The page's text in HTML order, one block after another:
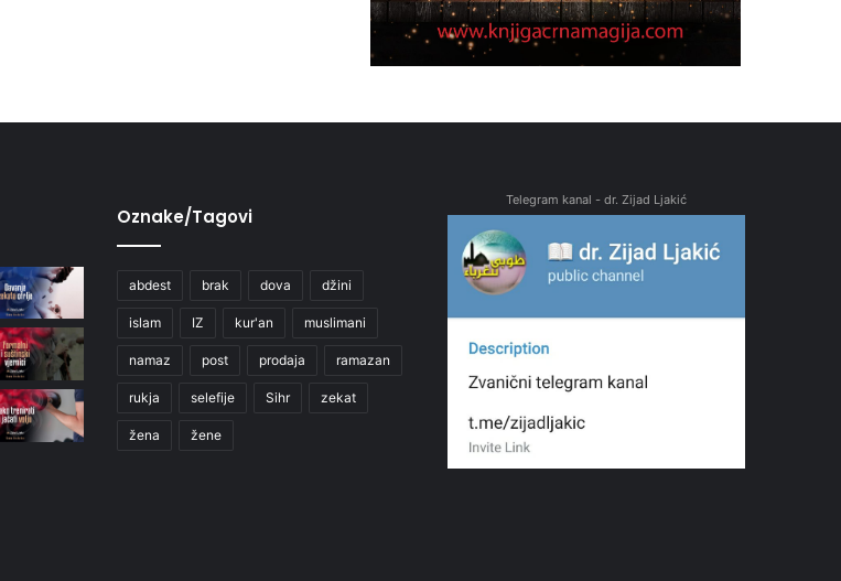
Oznake/Tagovi
abdest brak dova džini
islam IZ kur'an muslimani
namaz post prodaja ramazan
rukja selefije Sihr zekat
žena žene
Telegram kanal - dr. Zijad Ljakić